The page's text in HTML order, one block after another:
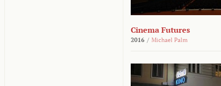
Cinema Futures
2016 / Michael Palm